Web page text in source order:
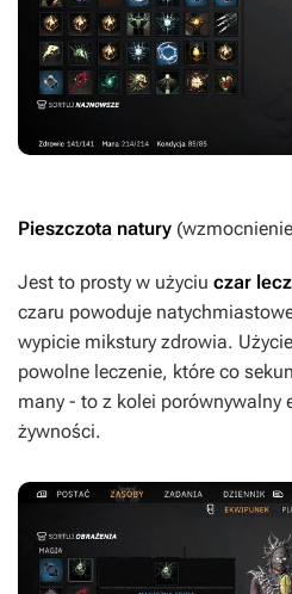
Pieszczota natury
Jest to prosty w użyciu czar
czaru powoduje
wypicie mikstury zdrowia.
powolne leczenie, które co
many - to z kolei porównywalny
żywności.